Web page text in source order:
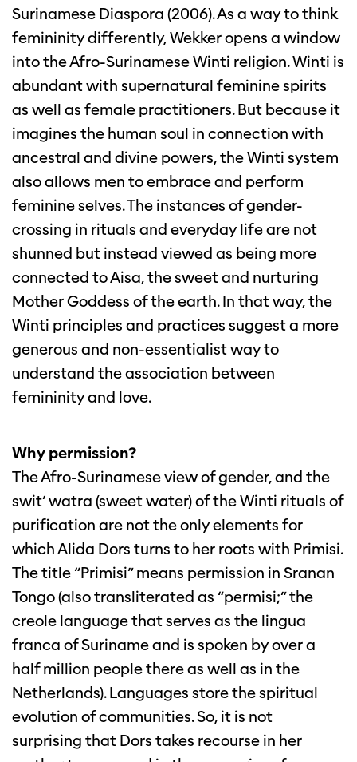
Surinamese Diaspora (2006). As a way to think
femininity differently, Wekker opens a window
into the Afro-Surinamese Winti religion. Winti is
abundant with supernatural feminine spirits
as well as female practitioners. But because it
imagines the human soul in connection with
ancestral and divine powers, the Winti system
also allows men to embrace and perform
feminine selves. The instances of gender-
crossing in rituals and everyday life are not
shunned but instead viewed as being more
connected to Aisa, the sweet and nurturing
Mother Goddess of the earth. In that way, the
Winti principles and practices suggest a more
generous and non-essentialist way to
understand the association between
femininity and love.
Why permission?
The Afro-Surinamese view of gender, and the
swit’ watra (sweet water) of the Winti rituals of
purification are not the only elements for
which Alida Dors turns to her roots with Primisi.
The title “Primisi” means permission in Sranan
Tongo (also transliterated as “permisi;” the
creole language that serves as the lingua
franca of Suriname and is spoken by over a
half million people there as well as in the
Netherlands). Languages store the spiritual
evolution of communities. So, it is not
surprising that Dors takes recourse in her